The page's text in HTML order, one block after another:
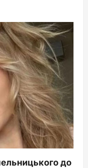
до